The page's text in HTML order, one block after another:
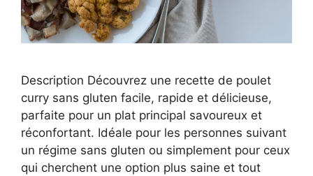
Description Découvrez une recette de poulet
curry sans gluten facile, rapide et délicieuse,
parfaite pour un plat principal savoureux et
réconfortant. Idéale pour les personnes suivant
un régime sans gluten ou simplement pour ceux
qui cherchent une option plus saine et tout